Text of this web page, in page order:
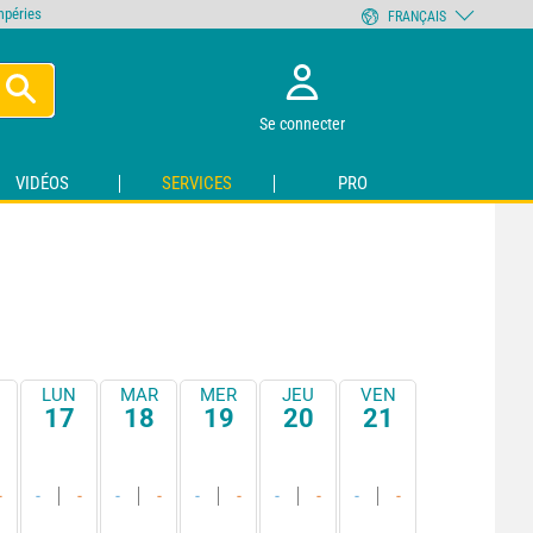
Se connecter
VIDÉOS SERVICES PRO
LUN
17
- -
MAR
18
- -
MER
19
- -
JEU
20
- -
VEN
21
- -
FRANÇAIS